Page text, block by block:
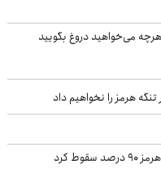
می‌خواهید دروغ بگویید
هرمز را نخواهیم داد
کرد